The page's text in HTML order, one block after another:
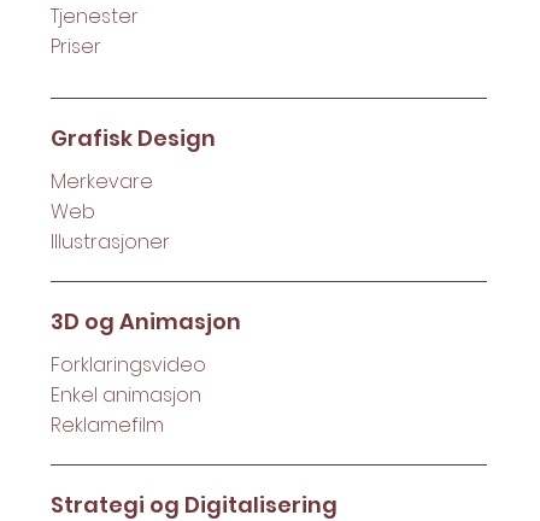
Tjenester
Priser
Grafisk Design
Merkevare
Web
Illustrasjoner
3D og Animasjon
Forklaringsvideo
Enkel animasjon
Reklamefilm
Strategi og Digitalisering